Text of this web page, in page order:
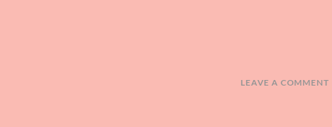
LEAVE A COMMENT